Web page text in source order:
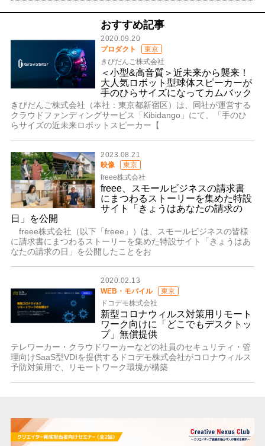
おすすめ記事
2020.09.20
プロダクト
東京
きびだんご株式会社
＜小型&高音質＞近未来から襲来！
大人気ロボット型球体スピーカーが
手のひらサイズになってカムバック
きびだんご株式会社（本社：東京都新宿区）は、同社が運営する
クラウドファンディングサービス「Kibidango」にて、「手のひ
らサイズの近未来ロボットスピーカー【
2023.08.21
映像
東京
freee株式会社
freee、スモールビジネスの請求書
にまつわるストーリーを集めた特設
サイト「きょうはあなたの請求の
日」を公開
freee株式会社（以下「freee」）は、スモールビジネスの皆様
に請求書にまつわるストーリーを集めた特設サイト「きょうはあ
なたの請求の日」を公開したことをお
2020.02.13
WEB・モバイル
東京
ドコデモ株式会社
新型コロナウィルス対策用リモート
ワーク向けに「どこでもデスクトッ
プ」無償提供
テレワーカー・クラウドワーカーなどの社員のセキュリティ・管
理向けSaaS型VDIを提供するドコデモ株式会社がコロナウィルス
予防対策用で、リモートワーク環境が構築